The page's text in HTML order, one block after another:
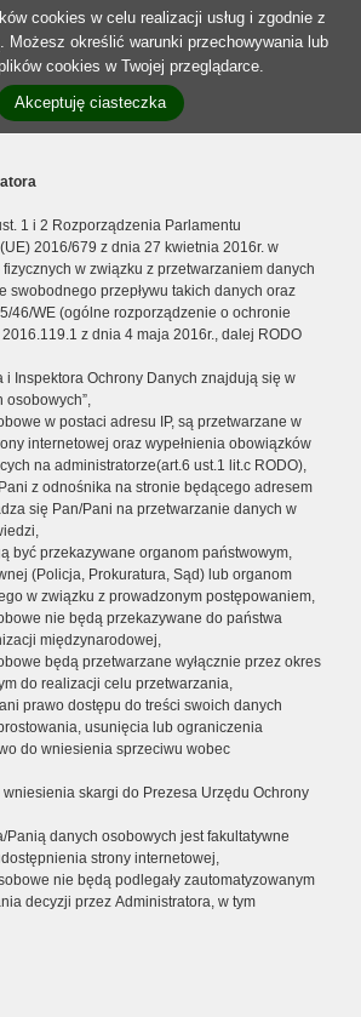
cookies w celu realizacji usług i zgodnie z
. Możesz określić warunki przechowywania lub
cookies w Twojej przeglądarce.
Akceptuję ciasteczka
1 i 2 Rozporządzenia Parlamentu
2016/679 z dnia 27 kwietnia 2016r. w
w związku z przetwarzaniem danych
swobodnego przepływu takich danych oraz
46/WE (ogólne rozporządzenie o ochronie
z dnia 4 maja 2016r., dalej RODO
i Inspektora Ochrony Danych znajdują się w
osobowych”,
w postaci adresu IP, są przetwarzane w
internetowej oraz wypełnienia obowiązków
na administratorze(art.6 ust.1 lit.c RODO),
z odnośnika na stronie będącego adresem
się Pan/Pani na przetwarzanie danych w
być przekazywane organom państwowym,
(Policja, Prokuratura, Sąd) lub organom
w związku z prowadzonym postępowaniem,
nie będą przekazywane do państwa
międzynarodowej,
będą przetwarzane wyłącznie przez okres
do realizacji celu przetwarzania,
prawo dostępu do treści swoich danych
usunięcia lub ograniczenia
do wniesienia sprzeciwu wobec
skargi do Prezesa Urzędu Ochrony
Panią danych osobowych jest fakultatywne
strony internetowej,
nie będą podlegały zautomatyzowanym
decyzji przez Administratora, w tym